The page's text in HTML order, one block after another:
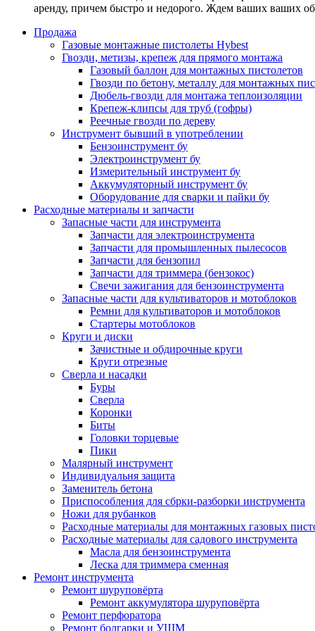
аренду, причем быстро и недорого. Ждем ваших ваших
Продажа
Газовые монтажные пистолеты Hybest
Гвозди, метизы, крепеж для прямого монтажа
Газовый баллон для монтажных пистолетов
Гвозди по бетону, металлу для монтажных
Дюбель-гвозди для монтажа теплоизоляции
Крепеж-клипсы для труб (гофры)
Реечные гвозди по дереву
Инструмент бывший в употреблении
Бензоинструмент бу
Электроинструмент бу
Измерительный инструмент бу
Аккумуляторный инструмент бу
Оборудование для сварки и пайки бу
Расходные материалы и запчасти
Запасные части для инструмента
Запчасти для электроинструмента
Запчасти для промышленных пылесосов
Запчасти для бензопил
Запчасти для триммера (бензокос)
Свечи зажигания для бензоинструмента
Запасные части для культиваторов и мотоблоков
Ремни для культиваторов и мотоблоков
Стартеры мотоблоков
Круги и диски
Зачистные и обдирочные круги
Круги отрезные
Сверла и насадки
Буры
Сверла
Коронки
Биты
Головки торцевые
Пики
Малярный инструмент
Индивидуальня защита
Заменитель бетона
Приспособления для сбрки-разборки инструмента
Ножи для рубанков
Расходные материалы для монтажных газовых
Расходные материалы для садового инструмента
Масла для бензоинструмента
Леска для триммера сменная
Ремонт инструмента
Ремонт шуруповёрта
Ремонт аккумулятора шуруповёрта
Ремонт перфоратора
Ремонт болгарки и УШМ